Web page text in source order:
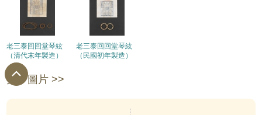
老三泰回回堂琴絃
（清代末年製造）
老三泰回回堂琴絃
（民國初年製造）
更多圖片 >>